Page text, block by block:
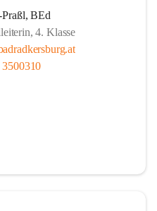
Anwesenheitspflicht bis
es aber die gesetzliche
Eltern die SchülerInnen
BEd
4. Klasse